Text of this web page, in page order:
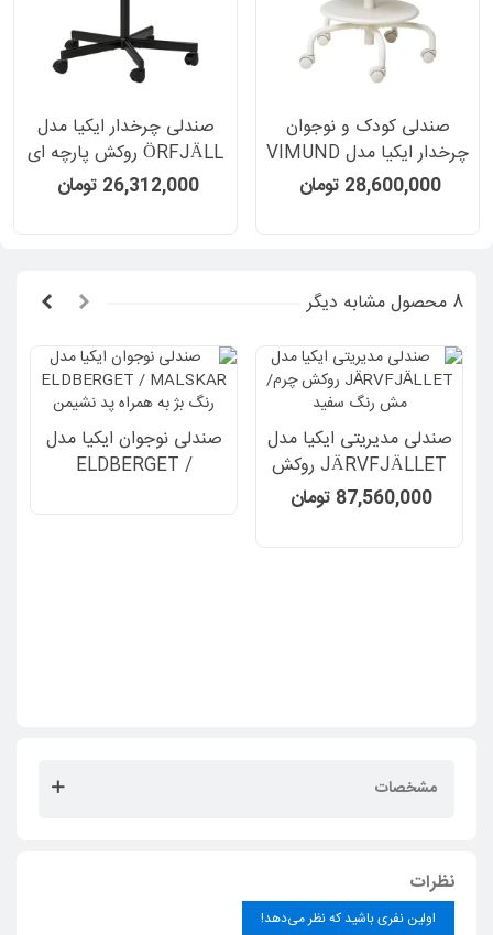
صندلی کودک و نوجوان
چرخدار ایکیا مدل VIMUND
روکش پارچه ای رنگ فیروزه
ای
28,600,000 تومان
صندلی چرخدار ایکیا مدل
ÖRFJÄLL روکش پارچه ای
رنگ قرمز/مشکی
26,312,000 تومان
8 محصول مشابه دیگر
صندلی مدیریتی ایکیا مدل
JÄRVFJÄLLET روکش
چرم/مش رنگ سفید
87,560,000 تومان
صندلی نوجوان ایکیا مدل
ELDBERGET /
مشخصات
نظرات
اولین نفری باشید که نظر می‌دهد!